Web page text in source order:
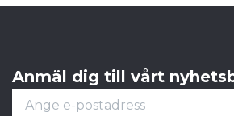
Anmäl dig till vårt